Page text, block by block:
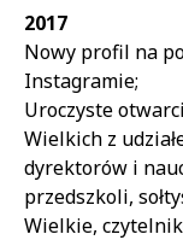
2017
Nowy profil na
Instagramie;
Uroczyste
Wielkich z
dyrektorów i
przedszkoli,
Wielkie,